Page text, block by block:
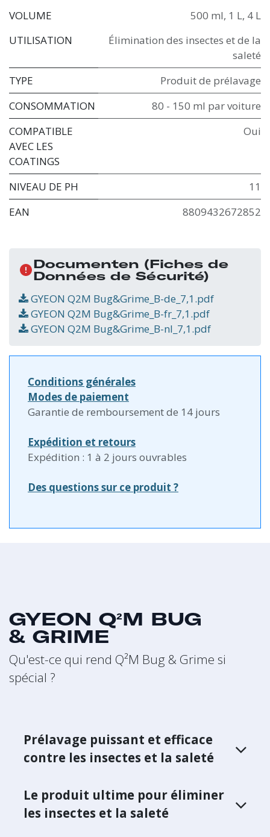
VOLUME 500 ml, 1 L, 4 L
UTILISATION
Élimination des insectes et de la
saleté
TYPE
Produit de prélavage
CONSOMMATION
80 - 150 ml par voiture
COMPATIBLE
AVEC LES
COATINGS
Oui
NIVEAU DE PH
11
EAN
8809432672852
Documenten (Fiches de
Données de Sécurité)
GYEON Q2M Bug&Grime_B-de_7,1.pdf
GYEON Q2M Bug&Grime_B-fr_7,1.pdf
GYEON Q2M Bug&Grime_B-nl_7,1.pdf
Conditions générales
Modes de paiement
Garantie de remboursement de 14 jours
Expédition et retours
Expédition : 1 à 2 jours ouvrables
Des questions sur ce produit ?
GYEON Q²M BUG
& GRIME
Qu'est-ce qui rend Q²M Bug & Grime si
spécial ?
Prélavage puissant et efficace
contre les insectes et la saleté
Le produit ultime pour éliminer
les insectes et la saleté